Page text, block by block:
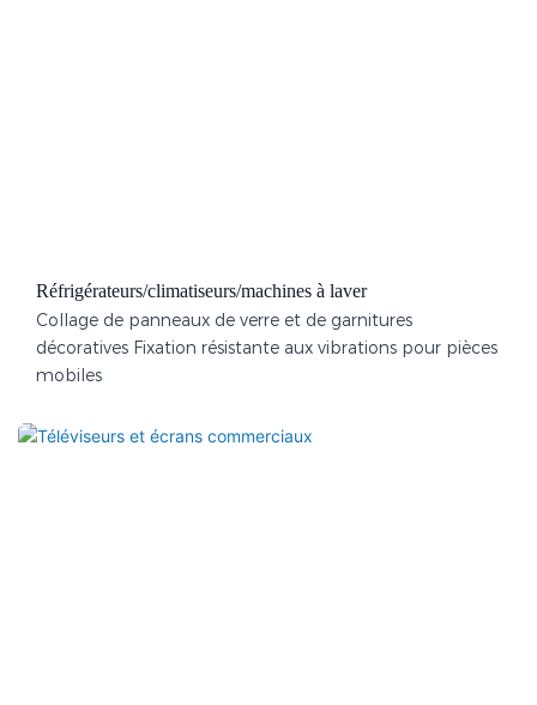
Réfrigérateurs/climatiseurs/machines à laver
Collage de panneaux de verre et de garnitures
décoratives Fixation résistante aux vibrations pour pièces
mobiles